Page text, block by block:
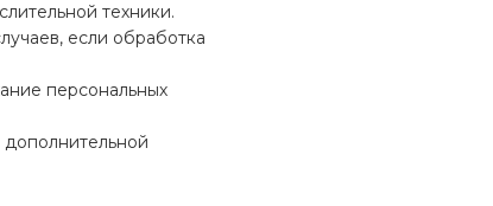
техники.
если обработка
персональных
дополнительной